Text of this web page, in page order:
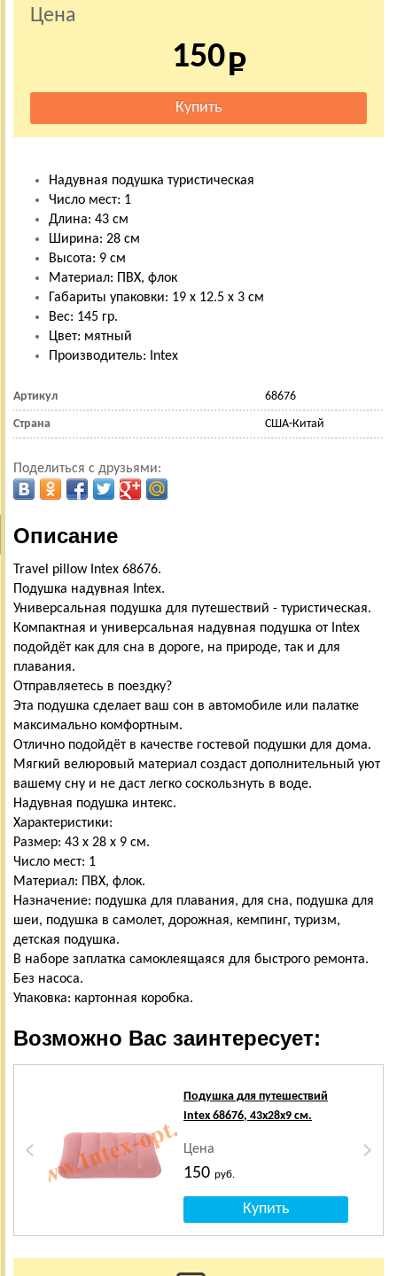
Цена
150
Надувная подушка туристическая
Число мест: 1
Длина: 43 см
Ширина: 28 см
Высота: 9 см
Материал: ПВХ, флок
Габариты упаковки: 19 х 12.5 х 3 см
Вес: 145 гр.
Цвет: мятный
Производитель: Intex
Артикул 68676
Страна США-Китай
Поделиться с друзьями:
Описание
Travel pillow Intex 68676.
Подушка надувная Intex.
Универсальная подушка для путешествий - туристическая.
Компактная и универсальная надувная подушка от Intex
подойдёт как для сна в дороге, на природе, так и для
плавания.
Отправляетесь в поездку?
Эта подушка сделает ваш сон в автомобиле или палатке
максимально комфортным.
Отлично подойдёт в качестве гостевой подушки для дома.
Мягкий велюровый материал создаст дополнительный уют
вашему сну и не даст легко соскользнуть в воде.
Надувная подушка интекс.
Характеристики:
Размер: 43 х 28 х 9 см.
Число мест: 1
Материал: ПВХ, флок.
Назначение: подушка для плавания, для сна, подушка для
шеи, подушка в самолет, дорожная, кемпинг, туризм,
детская подушка.
В наборе заплатка самоклеящаяся для быстрого ремонта.
Без насоса.
Упаковка: картонная коробка.
Возможно Вас заинтересует:
Подушка для путешествий
Intex 68676, 43х28х9 см.
Цена
150руб.